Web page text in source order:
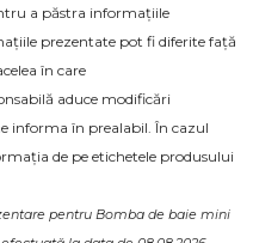
a păstra informațiile
prezentate pot fi diferite față
în care
aduce modificări
informa în prealabil. În cazul
de pe etichetele produsului
pentru Bomba de baie mini